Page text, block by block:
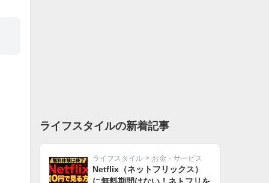
ライフスタイルの新着記事
ライフスタイル > お金・サービス
Netflix（ネットフリックス）